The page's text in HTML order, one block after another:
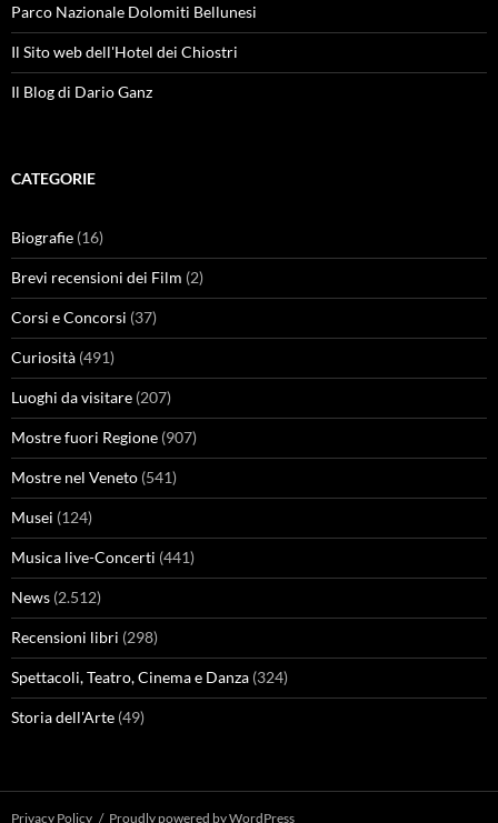
Parco Nazionale Dolomiti Bellunesi
Il Sito web dell'Hotel dei Chiostri
Il Blog di Dario Ganz
CATEGORIE
Biografie (16)
Brevi recensioni dei Film (2)
Corsi e Concorsi (37)
Curiosità (491)
Luoghi da visitare (207)
Mostre fuori Regione (907)
Mostre nel Veneto (541)
Musei (124)
Musica live-Concerti (441)
News (2.512)
Recensioni libri (298)
Spettacoli, Teatro, Cinema e Danza (324)
Storia dell'Arte (49)
Privacy Policy Proudly powered by WordPress